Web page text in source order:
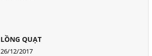
LỒNG QUẠT
26/12/2017